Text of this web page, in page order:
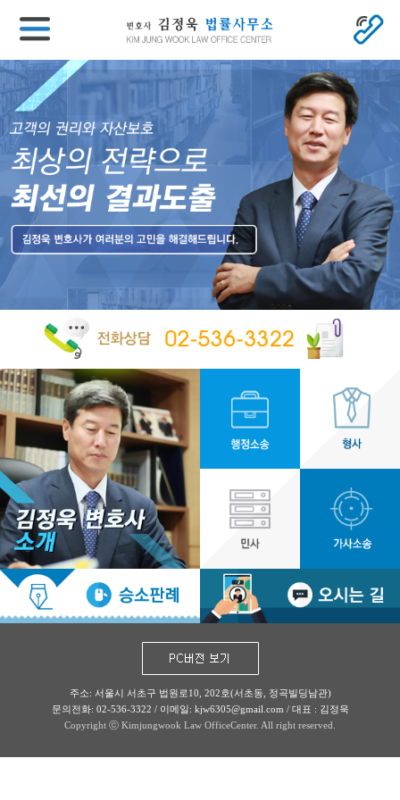
주소: 서울시 서초구 법원로10, 202호(서초동, 정곡빌딩남관)
문의전화: 02-536-3322 / 이메일: kjw6305@gmail.com / 대표 : 김정욱
Copyright ⓒ Kimjungwook Law OfficeCenter. All right reserved.